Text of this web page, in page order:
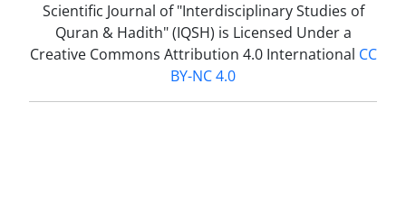
Scientific Journal of "Interdisciplinary Studies of
Quran & Hadith" (IQSH) is Licensed Under a
Creative Commons Attribution 4.0 International CC
BY-NC 4.0